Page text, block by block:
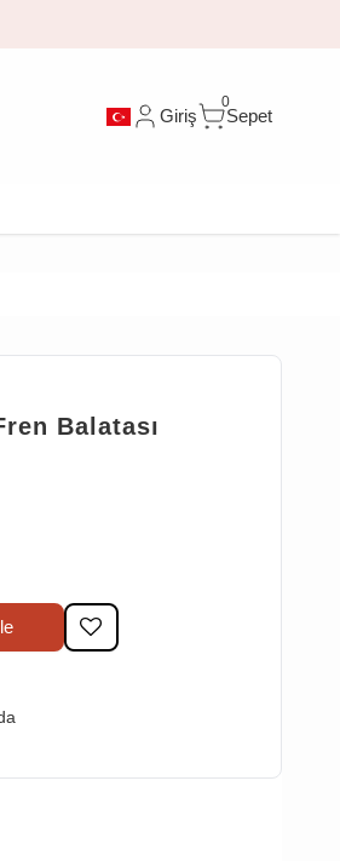
Giriş
0
Sepet
Balatası